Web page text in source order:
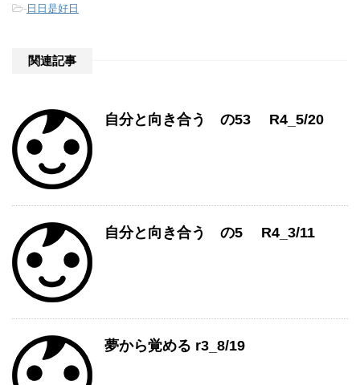
-日日是好日
関連記事
自分と向き合う の53 R4_5/20
自分と向き合う の5 R4_3/11
夢から覚める r3_8/19